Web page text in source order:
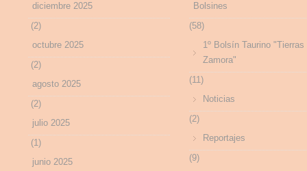
diciembre 2025
(2)
octubre 2025
(2)
agosto 2025
(2)
julio 2025
(1)
junio 2025
Bolsines
(58)
1º Bolsín Taurino "Tierras
Zamora"
(11)
Noticias
(2)
Reportajes
(9)